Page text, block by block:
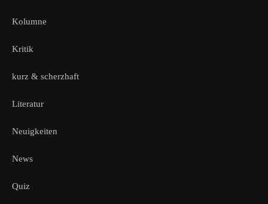
Kolumne
Kritik
kurz & scherzhaft
Literatur
Neuigkeiten
News
Quiz